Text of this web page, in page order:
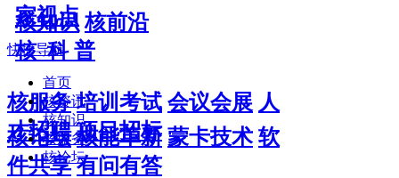
家视点
核知识 核前沿
核 科 普
核服务 培训考试 会议会展 人
才招聘 项目招标
核论坛 核能革新 蒙卡技术 软
件共享 有问有答
快捷导航
首页
核资讯
核知识
核服务
核论坛